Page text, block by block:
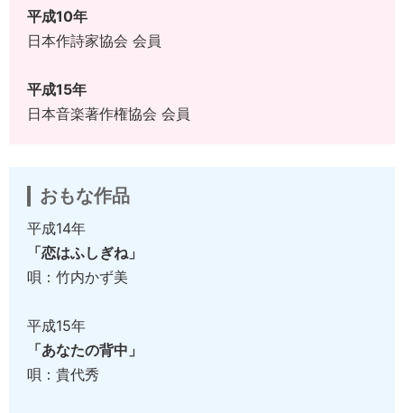
平成10年
日本作詩家協会 会員
平成15年
日本音楽著作権協会 会員
おもな作品
平成14年
「恋はふしぎね」
唄：竹内かず美
平成15年
「あなたの背中」
唄：貴代秀